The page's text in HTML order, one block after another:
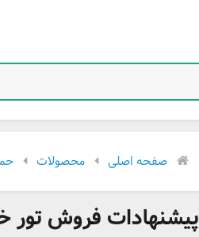
صفحه اصلی محصولات
پیشنهادات فروش تور